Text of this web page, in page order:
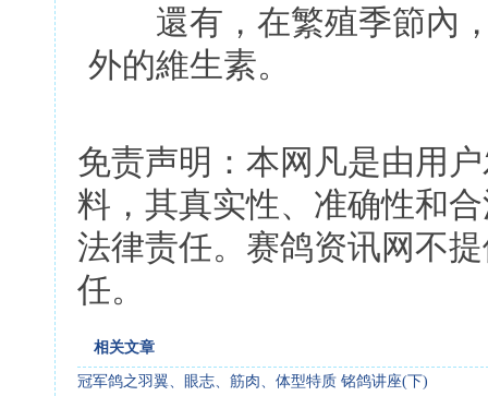
還有，在繁殖季節內，
外的維生素。
免责声明：本网凡是由用
料，其真实性、准确性和
法律责任。赛鸽资讯网不
任。
相关文章
冠军鸽之羽翼、眼志、筋肉、体型特质 铭鸽讲座(下)